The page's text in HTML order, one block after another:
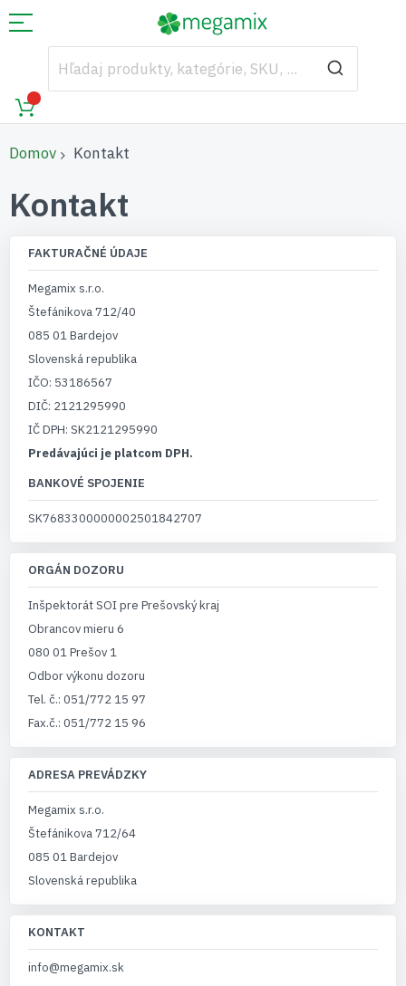
Domov Kontakt
Kontakt
FAKTURAČNÉ ÚDAJE
Megamix s.r.o.
Štefánikova 712/40
085 01 Bardejov
Slovenská republika
IČO: 53186567
DIČ: 2121295990
IČ DPH: SK2121295990
Predávajúci je platcom DPH.
BANKOVÉ SPOJENIE
SK7683300000002501842707
ORGÁN DOZORU
Inšpektorát SOI pre Prešovský kraj
Obrancov mieru 6
080 01 Prešov 1
Odbor výkonu dozoru
Tel. č.: 051/772 15 97
Fax.č.: 051/772 15 96
ADRESA PREVÁDZKY
Megamix s.r.o.
Štefánikova 712/64
085 01 Bardejov
Slovenská republika
KONTAKT
info@megamix.sk